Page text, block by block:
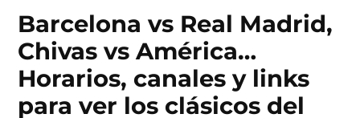
Barcelona vs Real Madrid,
Chivas vs América…
Horarios, canales y links
para ver los clásicos del